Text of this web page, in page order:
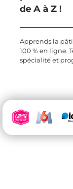
de A à Z !
Apprends la
100 % en ligne.
spécialité et